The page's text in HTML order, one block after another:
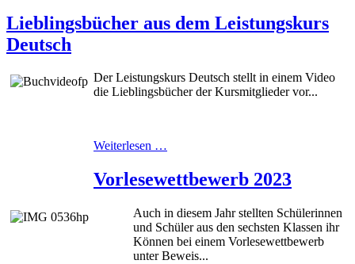
Lieblingsbücher aus dem Leistungskurs
Deutsch
Der Leistungskurs Deutsch stellt in einem Video
die Lieblingsbücher der Kursmitglieder vor...
Weiterlesen …
Vorlesewettbewerb 2023
Auch in diesem Jahr stellten Schülerinnen
und Schüler aus den sechsten Klassen ihr
Können bei einem Vorlesewettbewerb
unter Beweis...